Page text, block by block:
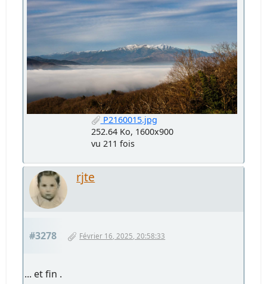
P2160015.jpg
252.64 Ko, 1600x900
vu 211 fois
rjte
#3278 Février 16, 2025, 20:58:33
... et fin .